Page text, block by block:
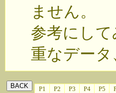
ません。
参考にし
重なデー
P1 P2 P3 P4 P5